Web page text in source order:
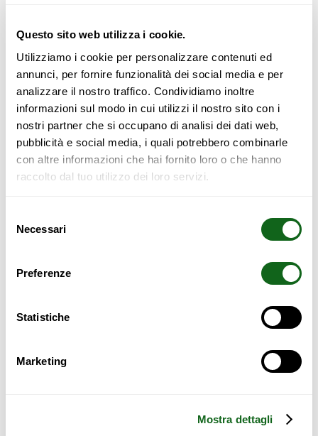
Questo sito web utilizza i cookie.
Utilizziamo i cookie per personalizzare contenuti ed
annunci, per fornire funzionalità dei social media e per
analizzare il nostro traffico. Condividiamo inoltre
informazioni sul modo in cui utilizzi il nostro sito con i
nostri partner che si occupano di analisi dei dati web,
pubblicità e social media, i quali potrebbero combinarle
con altre informazioni che hai fornito loro o che hanno
raccolto dal tuo utilizzo dei loro servizi.
delNecessari
Preferenze
Statistiche
Marketing
Mostra dettagli
COULEUR NATURELLE, SIÈGES
COULEUR NATURELLE
148,00€
COULEUR NATURELLE/NOIR
148,00€
Ajouter au panier